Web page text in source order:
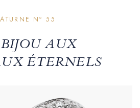
Nº 55
AUX
ÉTERNELS